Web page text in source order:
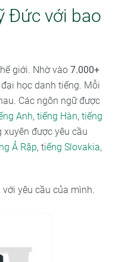
Đức với bao
giới. Nhờ vào 7.000+
học danh tiếng. Mỗi
Các ngôn ngữ được
Anh, tiếng Hàn, tiếng
được yêu cầu
Ả Rập, tiếng Slovakia,
yêu cầu của mình.